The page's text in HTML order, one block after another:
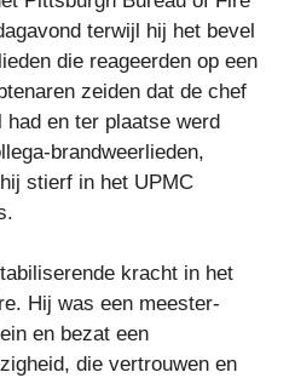
terwijl hij het bevel
die reageerden op een
zeiden dat de chef
had en ter plaatse werd
brandweerlieden,
stierf in het UPMC
kracht in het
Hij was een meester-
en bezat een
die vertrouwen en